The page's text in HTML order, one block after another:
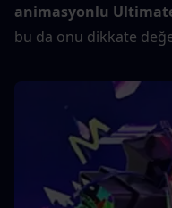
animasyonlu
bu da onu dikkate